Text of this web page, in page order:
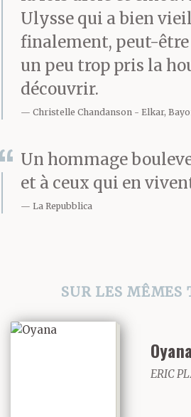
homme de
moyenne, rasé
ses cheveux
tombant sur les
ondoyant
poitrine qui
shampooing et
Cologne.
Concombres
Ulysse qui a bien
finalement, peut-
un peu trop pris la
découvrir.
Christelle Chandanson Elkar,
Un hommage
et à ceux qui en
La Repubblica
SUR LES MÊMES
Oyana
ERIC